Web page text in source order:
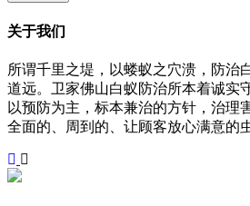
关于我们
所谓千里之堤，以蝼蚁之穴溃，防治
道远。卫家佛山白蚁防治所本着诚实
以预防为主，标本兼治的方针，治理
全面的、周到的、让顾客放心满意的